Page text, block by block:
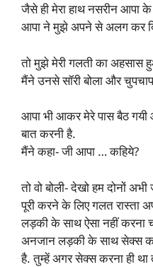
जैसे ही मेरा हाथ नसरीन आपा
आपा ने मुझे अपने से अलग कर
तो मुझे मेरी गलती का अहसास
मैंने उनसे सॉरी बोला और
आपा भी आकर मेरे पास बैठ
बात करनी है.
मैंने कहा- जी आपा … कहिये?
तो वो बोली- देखो हम दोनों
पूरी करने के लिए गलत रास्ता
लड़की के साथ ऐसा नहीं करना
अनजान लड़की के साथ सेक्स
है. तुम्हें अगर सेक्स करना ही था